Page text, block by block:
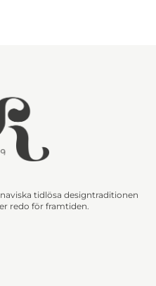
tidlösa designtraditionen
redo för framtiden.